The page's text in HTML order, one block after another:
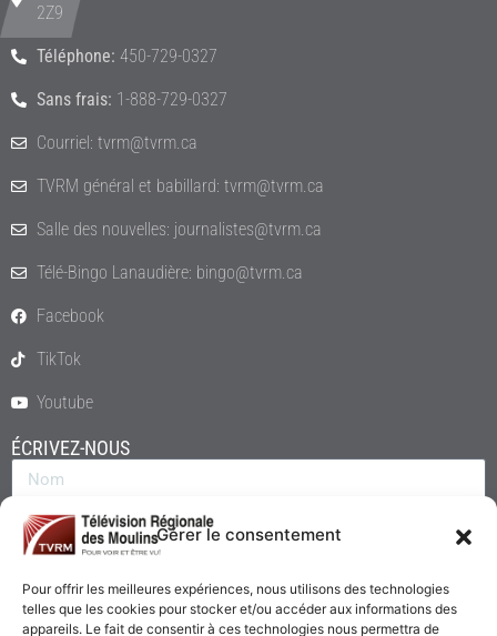
Gérer le consentement
Pour offrir les meilleures expériences, nous utilisons des technologies
telles que les cookies pour stocker et/ou accéder aux informations des
appareils. Le fait de consentir à ces technologies nous permettra de
2Z9
Téléphone: 450-729-0327
Sans frais: 1-888-729-0327
Courriel: tvrm@tvrm.ca
TVRM général et babillard: tvrm@tvrm.ca
Salle des nouvelles: journalistes@tvrm.ca
Télé-Bingo Lanaudière: bingo@tvrm.ca
Facebook
TikTok
Youtube
ÉCRIVEZ-NOUS